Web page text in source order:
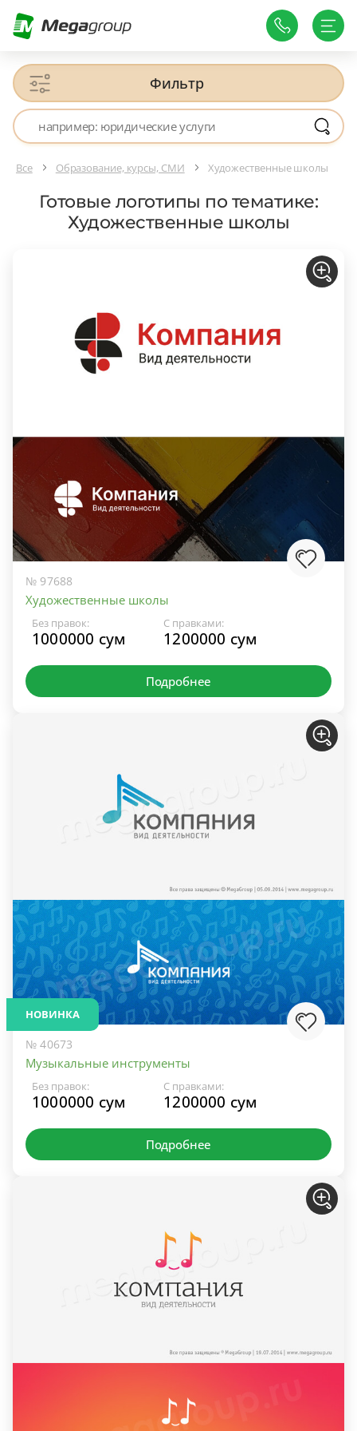
Фильтр
Все Образование, курсы, СМИ Художественные школы
Готовые логотипы по тематике:
Художественные школы
№ 97688
Художественные школы
Без правок:
1000000 сум
С правками:
1200000 сум
Подробнее
НОВИНКА
№ 40673
Музыкальные инструменты
Без правок:
1000000 сум
С правками:
1200000 сум
Подробнее